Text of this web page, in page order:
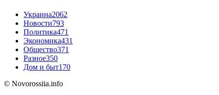
Украина2062
Новости793
Политика471
Экономика431
Общество371
Разное350
Дом и быт170
© Novorossiia.info